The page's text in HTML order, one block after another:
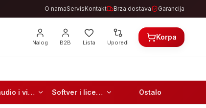
O namaServisKontakt Brza dostava Garancija
Nalog B2B Lista Uporedi
Korpa
TV, audio i video Softver i licence Ostalo